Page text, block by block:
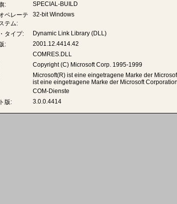
:
SPECIAL-BUILD
ペレーテ
テム:
32-bit Windows
タイプ:
Dynamic Link Library (DLL)
:
2001.12.4414.42
COMRES.DLL
Copyright (C) Microsoft Corp. 1995-1999
Microsoft(R) ist eine eingetragene Marke der
ist eine eingetragene Marke der Microsoft
COM-Dienste
版:
3.0.0.4414